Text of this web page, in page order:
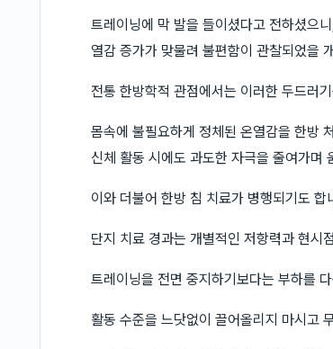
트레이닝에 막 발을 들이셨다고 전하셨으
열감 증가가 맞물려 불편함이 관찰되었을
전통 한방학적 관점에서는 이러한 두드러
몸속에 불필요하게 정체된 온열감을 한방
신체 활동 시에도 과도한 자극을 줄여가며
이와 더불어 한방 침 치료가 병행되기도 합
단지 치료 경과는 개별적인 저항력과 현시
트레이닝을 전면 중지하기보다는 부하를
활동 수준을 느닷없이 끌어올리지 마시고